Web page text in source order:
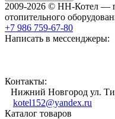
2009-2026 © НН-Котел —
отопительного
+7 986 759-67-80
Написать в мессенджеры:
Контакты:
Нижний Новгород ул.
kotel152@yandex.ru
Каталог товаров